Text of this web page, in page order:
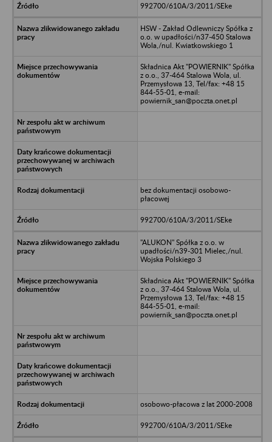
992700/610A/3/2011/SEke
HSW - Zakład Odlewniczy Spółka z
o.o. w upadłości/n37-450 Stalowa
Wola,/nul. Kwiatkowskiego 1
Składnica Akt "POWIERNIK" Spółka
z o.o., 37-464 Stalowa Wola, ul.
Przemysłowa 13, Tel/fax: +48 15
844-55-01, e-mail:
powiernik_san@poczta.onet.pl
bez dokumentacji osobowo-
płacowej
992700/610A/3/2011/SEke
"ALUKON" Spółka z o.o. w
upadłości/n39-301 Mielec,/nul.
Wojska Polskiego 3
Składnica Akt "POWIERNIK" Spółka
z o.o., 37-464 Stalowa Wola, ul.
Przemysłowa 13, Tel/fax: +48 15
844-55-01, e-mail:
powiernik_san@poczta.onet.pl
osobowo-płacowa z lat 2000-2008
992700/610A/3/2011/SEke